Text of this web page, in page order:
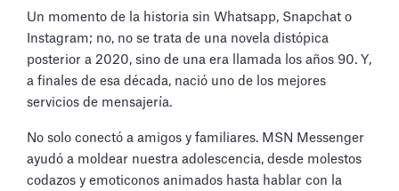
Un momento de la historia sin Whatsapp, Snapchat o
Instagram; no, no se trata de una novela distópica
posterior a 2020, sino de una era llamada los años 90. Y,
a finales de esa década, nació uno de los mejores
servicios de mensajería.
No solo conectó a amigos y familiares. MSN Messenger
ayudó a moldear nuestra adolescencia, desde molestos
codazos y emoticonos animados hasta hablar con la